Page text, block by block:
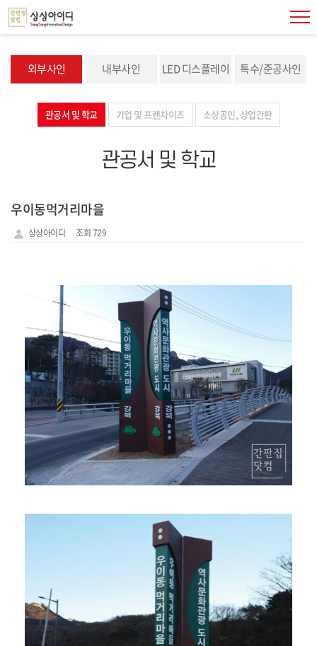
외부사인 내부사인 LED 디스플레이 특수/준공사인
관공서 및 학교 기업 및 프랜차이즈 소상공인, 상업간판
관공서 및 학교
우이동먹거리마을
상상아이디 조회 729